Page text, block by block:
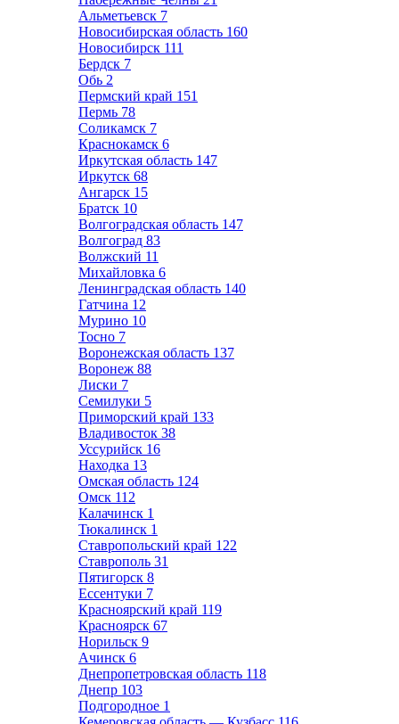
Альметьевск 7
Новосибирская область 160
Новосибирск 111
Бердск 7
Обь 2
Пермский край 151
Пермь 78
Соликамск 7
Краснокамск 6
Иркутская область 147
Иркутск 68
Ангарск 15
Братск 10
Волгоградская область 147
Волгоград 83
Волжский 11
Михайловка 6
Ленинградская область 140
Гатчина 12
Мурино 10
Тосно 7
Воронежская область 137
Воронеж 88
Лиски 7
Семилуки 5
Приморский край 133
Владивосток 38
Уссурийск 16
Находка 13
Омская область 124
Омск 112
Калачинск 1
Тюкалинск 1
Ставропольский край 122
Ставрополь 31
Пятигорск 8
Ессентуки 7
Красноярский край 119
Красноярск 67
Норильск 9
Ачинск 6
Днепропетровская область 118
Днепр 103
Подгородное 1